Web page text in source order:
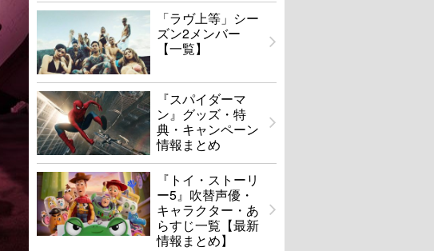
「ラヴ上等」シー
ズン2メンバー
【一覧】
『スパイダーマ
ン』グッズ・特
典・キャンペーン
情報まとめ
『トイ・ストーリ
ー5』吹替声優・
キャラクター・あ
らすじ一覧【最新
情報まとめ】